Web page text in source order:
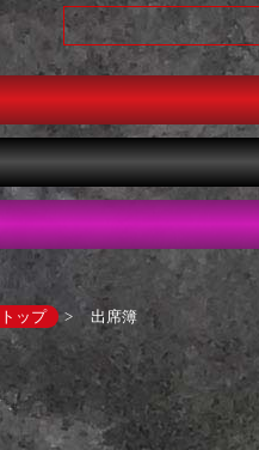
オフ🌟
得に遊ぶならっ！🌟ネット
オフ🌟
得に遊ぶならっ！🌟ネット
オフ🌟
得に遊ぶならっ！🌟ネット予
トップ 出席簿